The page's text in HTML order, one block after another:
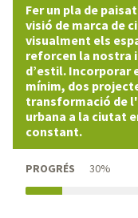
Fer un pla de
visió de marca de
visualment els
reforcen la nostra
d’estil. Incorporar
mínim, dos
transformació de
urbana a la ciutat
constant.
PROGRÉS 30%